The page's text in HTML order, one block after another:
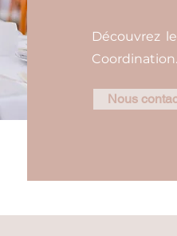
Découvrez
Coordination.
Nous